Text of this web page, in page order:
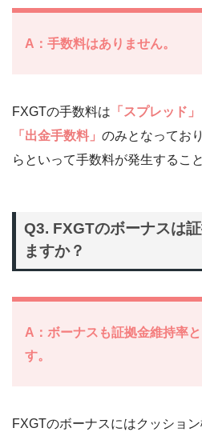
A：手数料はありません。
FXGTの手数料は 「スプレッド
「出金手数料」 のみとなってお
らといって手数料が発生するこ
Q3. FXGTのボーナスは
ますか？
A：ボーナスも証拠金維持率
す。
FXGTのボーナスにはクッショ